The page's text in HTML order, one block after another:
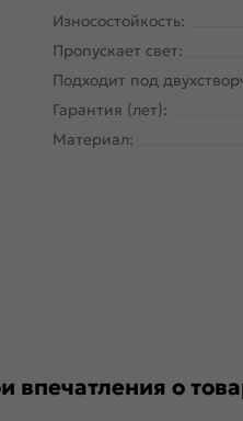
Износостойкость:
Пропускает свет:
Подходит под
Гарантия (лет):
Материал:
о